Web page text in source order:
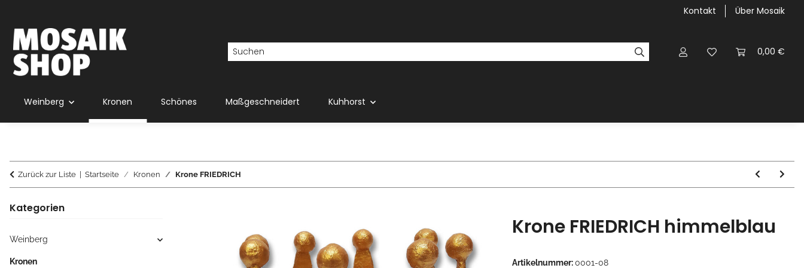
Kontakt Über Mosaik
0,00 €
Weinberg Kronen Schönes Maßgeschneidert Kuhhorst
Zurück zur Liste Startseite Kronen Krone FRIEDRICH
Krone FRIEDRICH himmelblau
Artikelnummer:0001-08
Kategorien
Weinberg
Kronen